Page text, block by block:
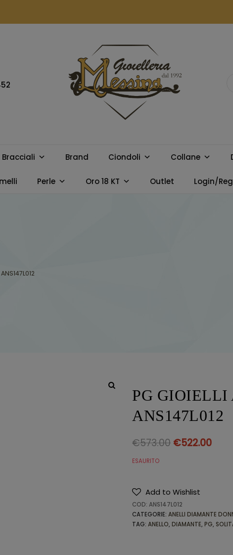
MESSINA
CAMPOBELLO
migliori marchi.
Bracciali Brand Ciondoli Collane
Perle Oro 18 KT Outlet Login/
PG GIOIELLI
ANS147L012
€573.00 €522.00
ESAURITO
Add to Wishlist
COD: ANS147L012
CATEGORIE: ANELLI DIAMANTE
TAG: ANELLO, DIAMANTE, PG,